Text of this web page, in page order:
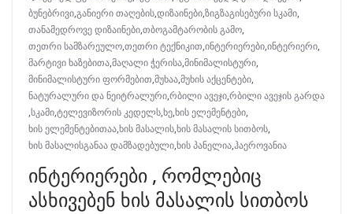
ბუნებრივი,განიერი თაღების,დიზაინები,ზიგზაგისებური სკამი,
თანამედროვე დიზაინები,თბოგამტარობის გამო,
თეთრი სამზარეულო,თეთრი ტექნიკით,ინტერიერები,ინტერიერი,
მარტივი ხაზებითა,მაღალი ჭერისა,მინიმალისტური,
მინიმალისტური ფორმებით,მუხაა,მუხის აქცენტები,
ნატურალური და ნეიტრალური,რბილი ავეჯი,რბილი ავეჯის გარდა
,სკამი,ტელევიზორის კედელს,ხე,ხის ელემენტები,
ხის ელემენტებითაა,ხის მასალის,ხის მასალის სითბოს,
ხის მასალისგანაა დამზადებული,ხის პანელია,ჰაეროვანია
ინტერიერები , რომლებიც
ასხივებენ ხის მასალის სითბოს